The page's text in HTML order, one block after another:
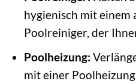
hygienisch mit einem
Poolreiniger, der
Poolheizung:
mit einer